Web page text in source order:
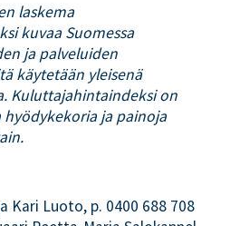
laskema
kuvaa Suomessa
ja palveluiden
käytetään yleisenä
Kuluttajahintaindeksi on
ja painoja
Kari Luoto, p. 0400 688 708